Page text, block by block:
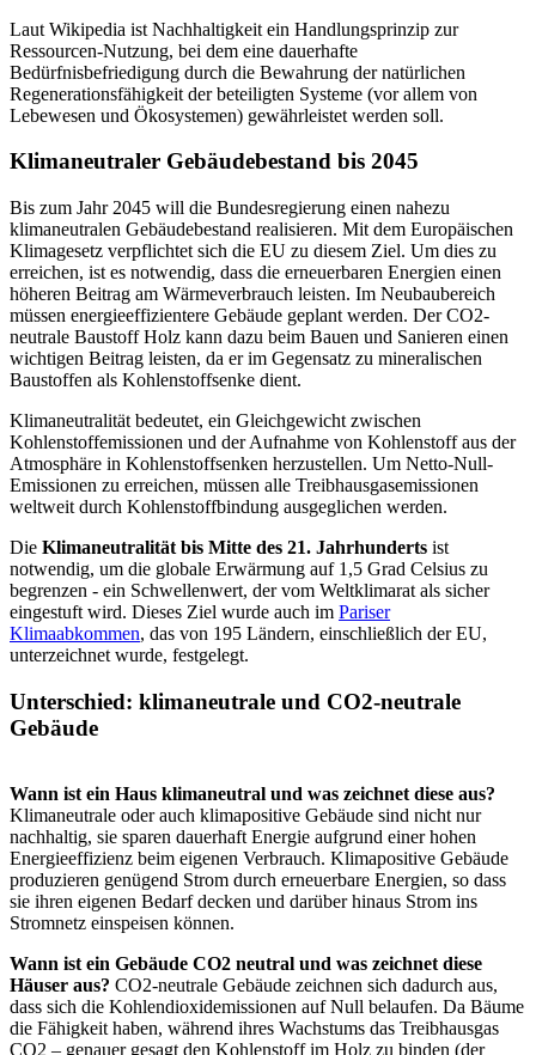
Laut Wikipedia ist Nachhaltigkeit ein Handlungsprinzip zur
Ressourcen-Nutzung, bei dem eine dauerhafte
Bedürfnisbefriedigung durch die Bewahrung der natürlichen
Regenerationsfähigkeit der beteiligten Systeme (vor allem von
Lebewesen und Ökosystemen) gewährleistet werden soll.
Klimaneutraler Gebäudebestand bis 2045
Bis zum Jahr 2045 will die Bundesregierung einen nahezu
klimaneutralen Gebäudebestand realisieren. Mit dem Europäischen
Klimagesetz verpflichtet sich die EU zu diesem Ziel. Um dies zu
erreichen, ist es notwendig, dass die erneuerbaren Energien einen
höheren Beitrag am Wärmeverbrauch leisten. Im Neubaubereich
müssen energieeffizientere Gebäude geplant werden. Der CO2-
neutrale Baustoff Holz kann dazu beim Bauen und Sanieren einen
wichtigen Beitrag leisten, da er im Gegensatz zu mineralischen
Baustoffen als Kohlenstoffsenke dient.
Klimaneutralität bedeutet, ein Gleichgewicht zwischen
Kohlenstoffemissionen und der Aufnahme von Kohlenstoff aus der
Atmosphäre in Kohlenstoffsenken herzustellen. Um Netto-Null-
Emissionen zu erreichen, müssen alle Treibhausgasemissionen
weltweit durch Kohlenstoffbindung ausgeglichen werden.
Die Klimaneutralität bis Mitte des 21. Jahrhunderts ist
notwendig, um die globale Erwärmung auf 1,5 Grad Celsius zu
begrenzen - ein Schwellenwert, der vom Weltklimarat als sicher
eingestuft wird. Dieses Ziel wurde auch im Pariser
Klimaabkommen, das von 195 Ländern, einschließlich der EU,
unterzeichnet wurde, festgelegt.
Unterschied: klimaneutrale und CO2-neutrale
Gebäude
Wann ist ein Haus klimaneutral und was zeichnet diese aus?
Klimaneutrale oder auch klimapositive Gebäude sind nicht nur
nachhaltig, sie sparen dauerhaft Energie aufgrund einer hohen
Energieeffizienz beim eigenen Verbrauch. Klimapositive Gebäude
produzieren genügend Strom durch erneuerbare Energien, so dass
sie ihren eigenen Bedarf decken und darüber hinaus Strom ins
Stromnetz einspeisen können.
Wann ist ein Gebäude CO2 neutral und was zeichnet diese
Häuser aus? CO2-neutrale Gebäude zeichnen sich dadurch aus,
dass sich die Kohlendioxidemissionen auf Null belaufen. Da Bäume
die Fähigkeit haben, während ihres Wachstums das Treibhausgas
CO2 – genauer gesagt den Kohlenstoff im Holz zu binden (der